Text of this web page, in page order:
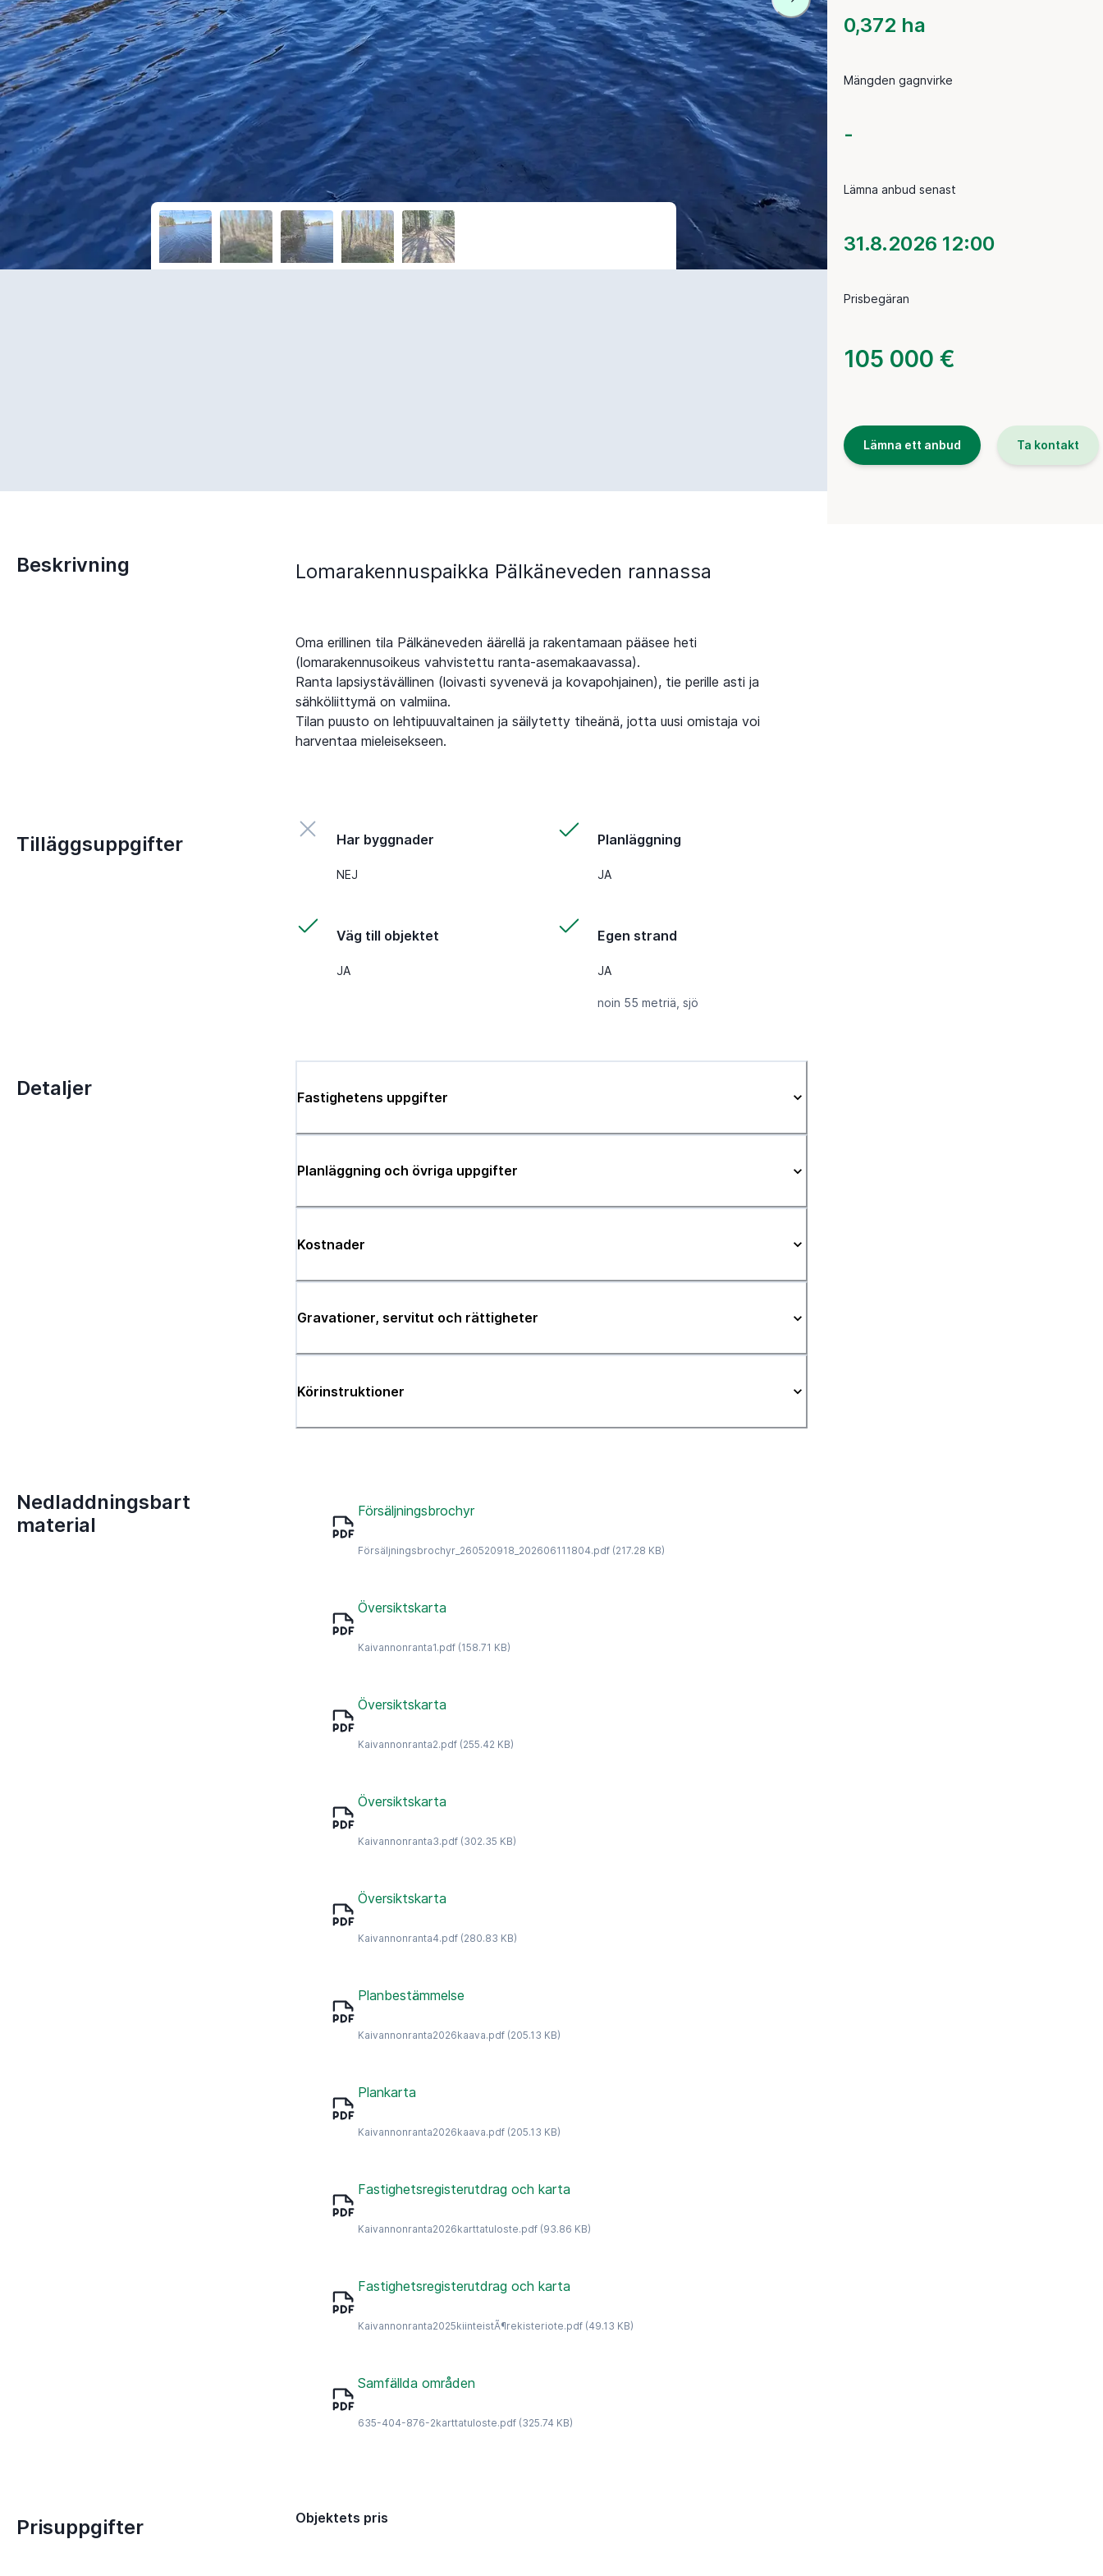
0,372 ha
Mängden gagnvirke
-
Lämna anbud senast
31.8.2026 12:00
Prisbegäran
105 000 €
Lämna ett anbud Ta kontakt
Beskrivning Lomarakennuspaikka Pälkäneveden rannassa
Oma erillinen tila Pälkäneveden äärellä ja rakentamaan pääsee heti
(lomarakennusoikeus vahvistettu ranta-asemakaavassa).
Ranta lapsiystävällinen (loivasti syvenevä ja kovapohjainen), tie perille asti ja
sähköliittymä on valmiina.
Tilan puusto on lehtipuuvaltainen ja säilytetty tiheänä, jotta uusi omistaja voi
harventaa mieleisekseen.
Tilläggsuppgifter Har byggnader
NEJ
Planläggning
JA
Väg till objektet
JA
Egen strand
JA
noin 55 metriä, sjö
Detaljer Fastighetens uppgifter
Planläggning och övriga uppgifter
Kostnader
Gravationer, servitut och rättigheter
Körinstruktioner
Nedladdningsbart
material
Försäljningsbrochyr
Försäljningsbrochyr_260520918_202606111804.pdf (217.28 KB)
Översiktskarta
Kaivannonranta1.pdf (158.71 KB)
Översiktskarta
Kaivannonranta2.pdf (255.42 KB)
Översiktskarta
Kaivannonranta3.pdf (302.35 KB)
Översiktskarta
Kaivannonranta4.pdf (280.83 KB)
Planbestämmelse
Kaivannonranta2026kaava.pdf (205.13 KB)
Plankarta
Kaivannonranta2026kaava.pdf (205.13 KB)
Fastighetsregisterutdrag och karta
Kaivannonranta2026karttatuloste.pdf (93.86 KB)
Fastighetsregisterutdrag och karta
Kaivannonranta2025kiinteistÃ¶rekisteriote.pdf (49.13 KB)
Samfällda områden
635-404-876-2karttatuloste.pdf (325.74 KB)
Prisuppgifter Objektets pris